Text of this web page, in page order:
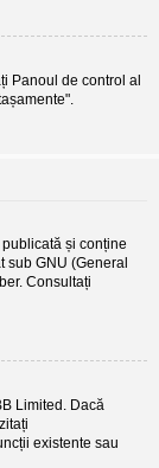
Panoul de control al
și conține
sub GNU (General
Consultați
Limited. Dacă
existente sau